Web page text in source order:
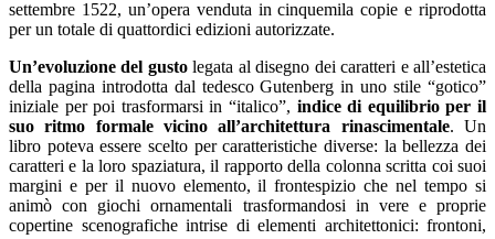
settembre 1522, un’opera venduta in cinquemila copie e riprodotta
per un totale di quattordici edizioni autorizzate.
Un’evoluzione del gustolegata al disegno dei caratteri e all’estetica
della pagina introdotta dal tedesco Gutenberg in uno stile “gotico”
iniziale per poi trasformarsi in “italico”, indice di equilibrio per il
suo ritmo formale vicino all’architettura rinascimentale. Un
libro poteva essere scelto per caratteristiche diverse: la bellezza dei
caratteri e la loro spaziatura, il rapporto della colonna scritta coi suoi
margini e per il nuovo elemento, il frontespizio che nel tempo si
animò con giochi ornamentali trasformandosi in vere e proprie
copertine scenografiche intrise di elementi architettonici: frontoni,